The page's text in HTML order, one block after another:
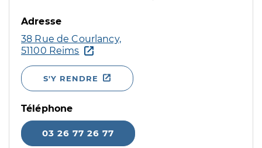
Adresse
38 Rue de Courlancy,
51100 Reims
S'Y RENDRE
Téléphone
03 26 77 26 77